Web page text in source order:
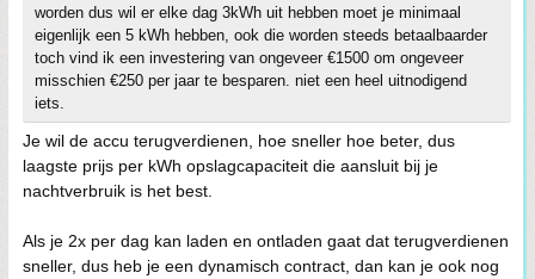
worden dus wil er elke dag 3kWh uit hebben moet je minimaal
eigenlijk een 5 kWh hebben, ook die worden steeds betaalbaarder
toch vind ik een investering van ongeveer €1500 om ongeveer
misschien €250 per jaar te besparen. niet een heel uitnodigend
iets.
Je wil de accu terugverdienen, hoe sneller hoe beter, dus
laagste prijs per kWh opslagcapaciteit die aansluit bij je
nachtverbruik is het best.
Als je 2x per dag kan laden en ontladen gaat dat terugverdienen
sneller, dus heb je een dynamisch contract, dan kan je ook nog